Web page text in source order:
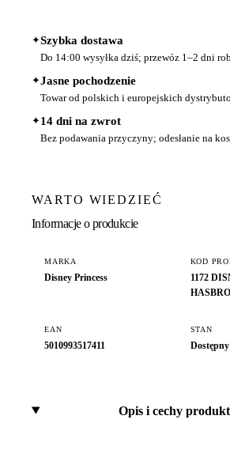
✦Szybka dostawa
Do 14:00 wysyłka dziś; przewóz 1–2 dni
✦Jasne pochodzenie
Towar od polskich i europejskich
✦14 dni na zwrot
Bez podawania przyczyny; odesłanie na
WARTO WIEDZIEĆ
Informacje o produkcie
MARKA
Disney Princess
KOD
1172
EAN
5010993517411
STAN
Dostępny
Opis i cechy